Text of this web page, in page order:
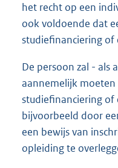
het recht op een
ook voldoende dat
studiefinanciering
De persoon zal - als
aannemelijk
studiefinanciering
bijvoorbeeld door
een bewijs van
opleiding te